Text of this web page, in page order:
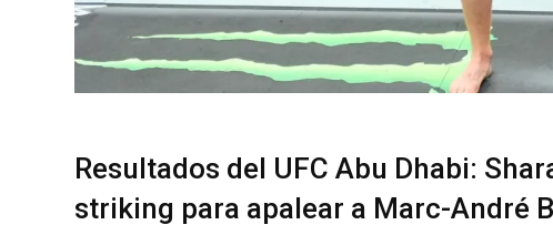
Resultados del UFC Abu Dhabi:
striking para apalear a Marc-André